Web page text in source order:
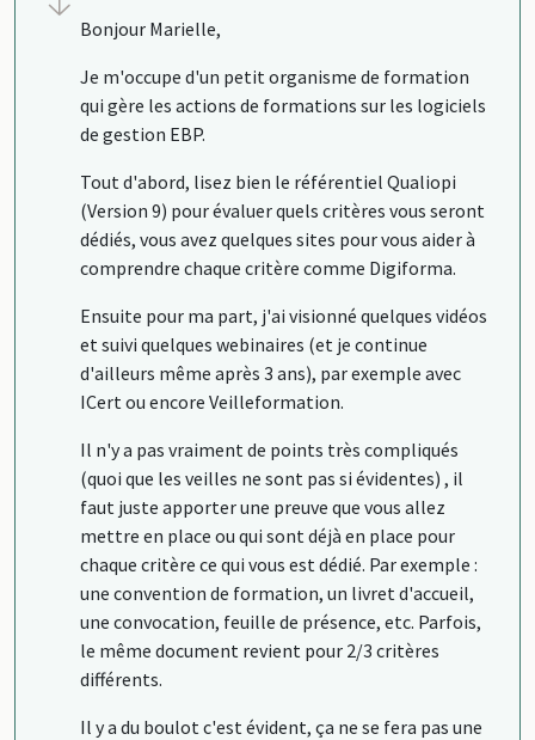
Bonjour Marielle,
Je m'occupe d'un petit organisme de formation
qui gère les actions de formations sur les logiciels
de gestion EBP.
Tout d'abord, lisez bien le référentiel Qualiopi
(Version 9) pour évaluer quels critères vous seront
dédiés, vous avez quelques sites pour vous aider à
comprendre chaque critère comme Digiforma.
Ensuite pour ma part, j'ai visionné quelques vidéos
et suivi quelques webinaires (et je continue
d'ailleurs même après 3 ans), par exemple avec
ICert ou encore Veilleformation.
Il n'y a pas vraiment de points très compliqués
(quoi que les veilles ne sont pas si évidentes) , il
faut juste apporter une preuve que vous allez
mettre en place ou qui sont déjà en place pour
chaque critère ce qui vous est dédié. Par exemple :
une convention de formation, un livret d'accueil,
une convocation, feuille de présence, etc. Parfois,
le même document revient pour 2/3 critères
différents.
Il y a du boulot c'est évident, ça ne se fera pas une